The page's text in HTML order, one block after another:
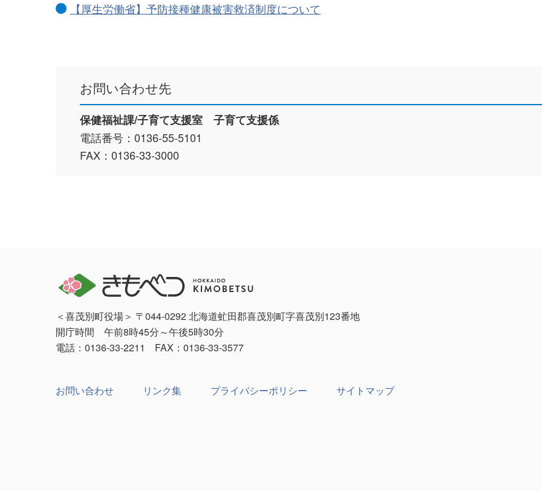
【厚生労働省】予防接種健康被害救済制度について
お問い合わせ先
保健福祉課/子育て支援室 子育て支援係
電話番号：0136-55-5101
FAX：0136-33-3000
＜喜茂別町役場＞ 〒044-0292 北海道虻田郡喜茂別町字喜茂別123番地
開庁時間 午前8時45分～午後5時30分
電話：0136-33-2211 FAX：0136-33-3577
お問い合わせ リンク集 プライバシーポリシー サイトマップ